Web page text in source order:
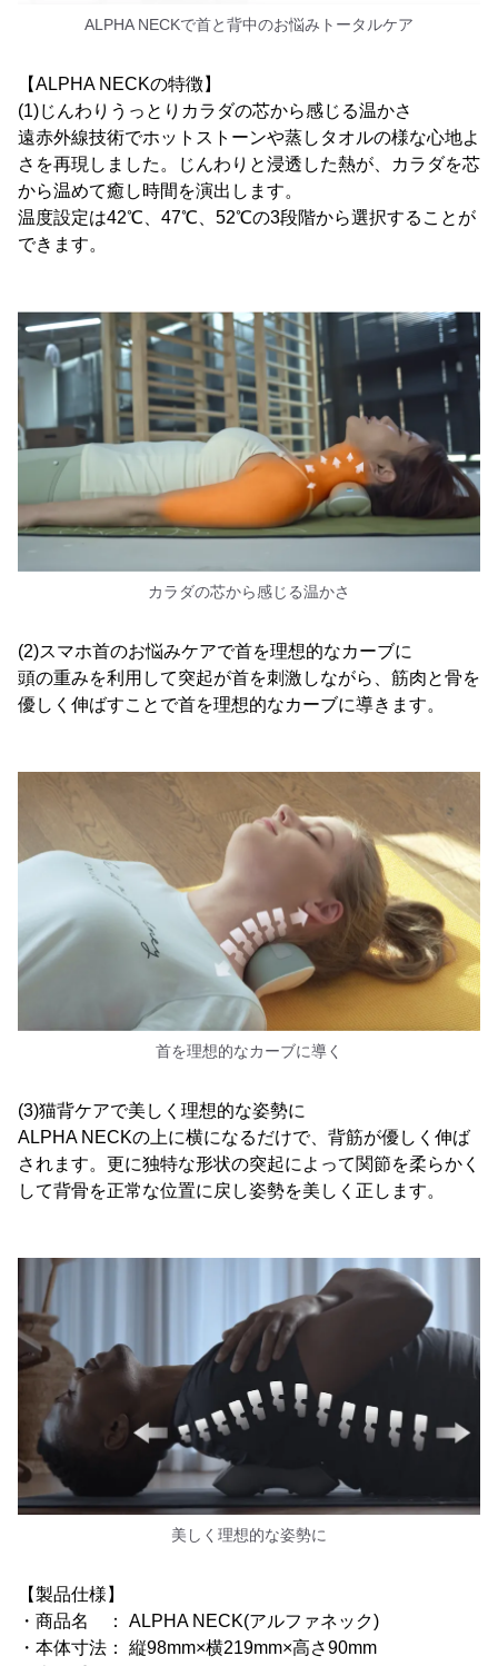
ALPHA NECKで首と背中のお悩みトータルケア
【ALPHA NECKの特徴】
(1)じんわりうっとりカラダの芯から感じる温かさ
遠赤外線技術でホットストーンや蒸しタオルの様な心地よ
さを再現しました。じんわりと浸透した熱が、カラダを芯
から温めて癒し時間を演出します。
温度設定は42℃、47℃、52℃の3段階から選択することが
できます。
カラダの芯から感じる温かさ
(2)スマホ首のお悩みケアで首を理想的なカーブに
頭の重みを利用して突起が首を刺激しながら、筋肉と骨を
優しく伸ばすことで首を理想的なカーブに導きます。
首を理想的なカーブに導く
(3)猫背ケアで美しく理想的な姿勢に
ALPHA NECKの上に横になるだけで、背筋が優しく伸ば
されます。更に独特な形状の突起によって関節を柔らかく
して背骨を正常な位置に戻し姿勢を美しく正します。
美しく理想的な姿勢に
【製品仕様】
・商品名 ： ALPHA NECK(アルファネック)
・本体寸法： 縦98mm×横219mm×高さ90mm